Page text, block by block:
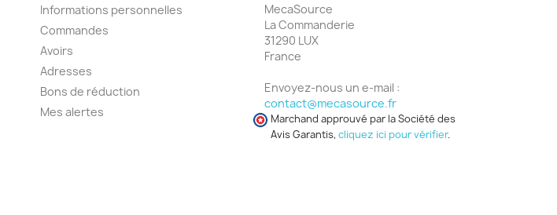
Informations personnelles
Commandes
Avoirs
Adresses
Bons de réduction
Mes alertes
MecaSource
La Commanderie
31290 LUX
France
Envoyez-nous un e-mail :
contact@mecasource.fr
Marchand approuvé par la Société des
Avis Garantis, cliquez ici pour vérifier.